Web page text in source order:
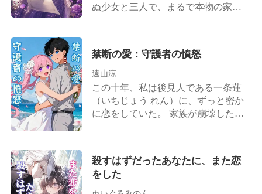
ぬ少女と三人で、まるで本物の家族
た病室で、夫が友人に放った恐ろし
い本音を聞いてしまう。 「あいつの
気取った顔を見てるだけで反吐が出
る。西園寺の核心技術を手に入れた
ら、あんな女、さっさと捨ててや
らそれを取り返そうとした静は、逆
上した夫から思い切り頬をビンタさ
禁断の愛：守護者の憤怒
遠山涼
この十年、私は後見人である一条蓮
（いちじょう れん）に、ずっと密か
に恋をしていた。 家族が崩壊した
たけの勇気を振り絞って、彼に愛を
告白した。 けれど、返ってきたの
は、見たこともないほどの彼の激昂
殺すはずだったあなたに、また恋
をした